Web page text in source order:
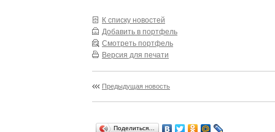
К списку новостей
Добавить в портфель
Смотреть портфель
Версия для печати
Предыдущая новость
Поделиться…